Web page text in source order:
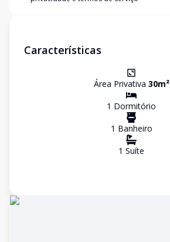
Características
Área Privativa 30m²
1 Dormitório
1 Banheiro
1 Suíte